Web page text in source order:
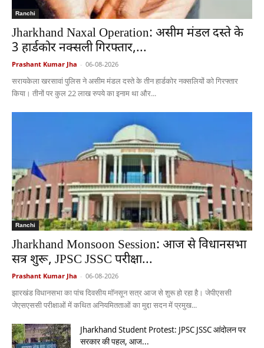
Ranchi
Jharkhand Naxal Operation: असीम मंडल दस्ते के
3 हार्डकोर नक्सली गिरफ्तार,...
Prashant Kumar Jha - 06-08-2026
सरायकेला खरसावां पुलिस ने असीम मंडल दस्ते के तीन हार्डकोर नक्सलियों को गिरफ्तार
किया। तीनों पर कुल 22 लाख रुपये का इनाम था और...
Ranchi
Jharkhand Monsoon Session: आज से विधानसभा
सत्र शुरू, JPSC JSSC परीक्षा...
Prashant Kumar Jha - 06-08-2026
झारखंड विधानसभा का पांच दिवसीय मॉनसून सत्र आज से शुरू हो रहा है। जेपीएससी
जेएसएससी परीक्षाओं में कथित अनियमितताओं का मुद्दा सदन में प्रमुख...
Jharkhand Student Protest: JPSC JSSC आंदोलन पर
सरकार की पहल, आज...